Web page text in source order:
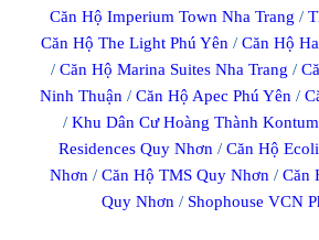
Căn Hộ Imperium Town Nha Trang /
Căn Hộ The Light Phú Yên / Căn Hộ
/ Căn Hộ Marina Suites Nha Trang /
Ninh Thuận /Căn Hộ Apec Phú Yên /
/Khu Dân Cư Hoàng Thành Kontum
Residences Quy Nhơn / Căn Hộ
Nhơn / Căn Hộ TMS Quy Nhơn / Căn
Quy Nhơn / Shophouse VCN